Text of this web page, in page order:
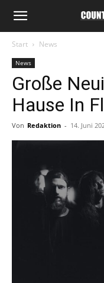
Start News
News
Große
Hause In
Von Redaktion - 14. Juni